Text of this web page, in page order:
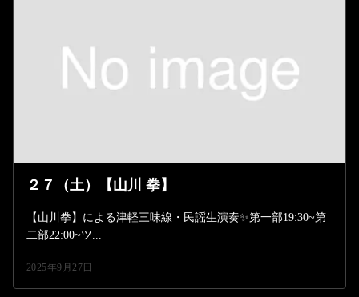
２７（土）【山川 拳】
【山川拳】による津軽三味線・民謡生演奏✨️第一部19:30~第
二部22:00~ツ...
2025年9月27日